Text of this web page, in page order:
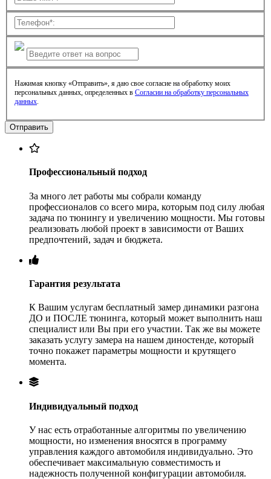
Нажимая кнопку «Отправить», я даю свое согласие на обработку моих
персональных данных, определенных в Согласии на обработку персональных
данных.
Профессиональный подход
За много лет работы мы собрали команду
профессионалов со всего мира, которым под силу любая
задача по тюнингу и увеличению мощности. Мы готовы
реализовать любой проект в зависимости от Ваших
предпочтений, задач и бюджета.
Гарантия результата
К Вашим услугам бесплатный замер динамики разгона
ДО и ПОСЛЕ тюнинга, который может выполнить наш
специалист или Вы при его участии. Так же вы можете
заказать услугу замера на нашем диностенде, который
точно покажет параметры мощности и крутящего
момента.
Индивидуальный подход
У нас есть отработанные алгоритмы по увеличению
мощности, но изменения вносятся в программу
управления каждого автомобиля индивидуально. Это
обеспечивает максимальную совместимость и
надежность полученной конфигурации автомобиля.